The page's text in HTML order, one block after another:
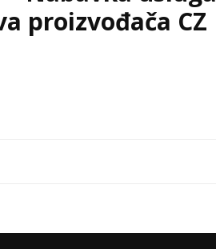
proizvođača CZ